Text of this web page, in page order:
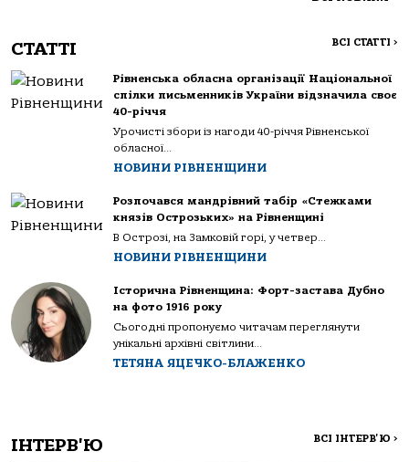
СТАТТІ ВСІ СТАТТІ >
Рівненська обласна організації Національної
спілки письменників України відзначила своє
40-річчя
Урочисті збори із нагоди 40-річчя Рівненської
обласної...
НОВИНИ РІВНЕНЩИНИ
Розпочався мандрівний табір «Стежками
князів Острозьких» на Рівненщині
В Острозі, на Замковій горі, у четвер...
НОВИНИ РІВНЕНЩИНИ
Історична Рівненщина: Форт-застава Дубно
на фото 1916 року
Сьогодні пропонуємо читачам переглянути
унікальні архівні світлини...
ТЕТЯНА ЯЦЕЧКО-БЛАЖЕНКО
ІНТЕРВ'Ю ВСІ ІНТЕРВ'Ю >